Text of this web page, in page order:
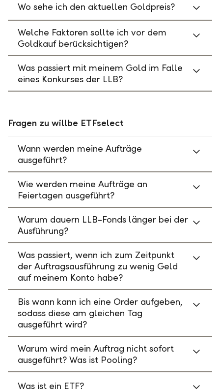
Wo sehe ich den aktuellen Goldpreis?
Welche Faktoren sollte ich vor dem
Goldkauf berücksichtigen?
Was passiert mit meinem Gold im Falle
eines Konkurses der LLB?
Fragen zu willbe ETFselect
Wann werden meine Aufträge
ausgeführt?
Wie werden meine Aufträge an
Feiertagen ausgeführt?
Warum dauern LLB-Fonds länger bei der
Ausführung?
Was passiert, wenn ich zum Zeitpunkt
der Auftragsausführung zu wenig Geld
auf meinem Konto habe?
Bis wann kann ich eine Order aufgeben,
sodass diese am gleichen Tag
ausgeführt wird?
Warum wird mein Auftrag nicht sofort
ausgeführt? Was ist Pooling?
Was ist ein ETF?